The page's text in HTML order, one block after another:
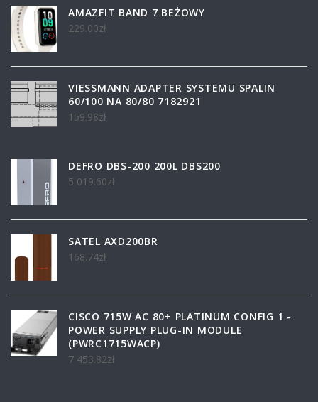
AMAZFIT BAND 7 BEŻOWY
229.00zł
VIESSMANN ADAPTER SYSTEMU SPALIN
60/100 NA 80/80 7182921
159.98zł
DEFRO DBS-200 200L DBS200
5 019.60zł
SATEL AXD200BR
168.74zł
CISCO 715W AC 80+ PLATINUM CONFIG 1 -
POWER SUPPLY PLUG-IN MODULE
(PWRC1715WACP)
7 453.82zł